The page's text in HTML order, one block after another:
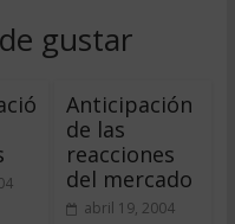
gustar
Anticipación
de las
reacciones
del mercado
abril 19, 2004